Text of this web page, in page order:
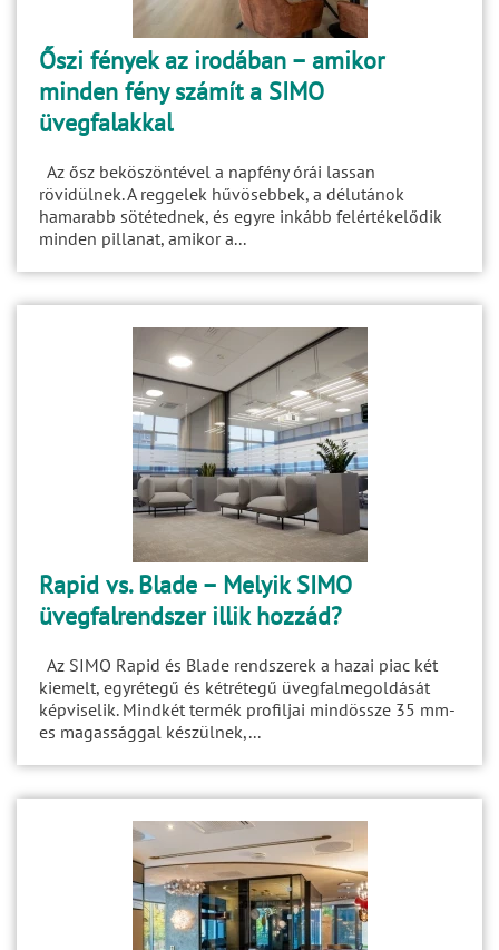
Őszi fények az irodában – amikor
minden fény számít a SIMO
üvegfalakkal
Az ősz beköszöntével a napfény órái lassan
rövidülnek. A reggelek hűvösebbek, a délutánok
hamarabb sötétednek, és egyre inkább felértékelődik
minden pillanat, amikor a...
Rapid vs. Blade – Melyik SIMO
üvegfalrendszer illik hozzád?
Az SIMO Rapid és Blade rendszerek a hazai piac két
kiemelt, egyrétegű és kétrétegű üvegfalmegoldását
képviselik. Mindkét termék profiljai mindössze 35 mm-
es magassággal készülnek,...